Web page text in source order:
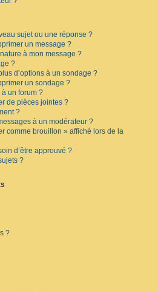
sujet ou une réponse ?
un message ?
à mon message ?
?
d’options à un sondage ?
un sondage ?
un forum ?
de pièces jointes ?
?
à un modérateur ?
comme brouillon » affiché lors de la
d’être approuvé ?
?
?